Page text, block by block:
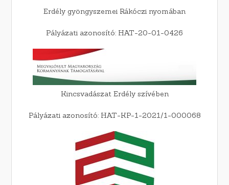
Erdély gyöngyszemei Rákóczi nyomában
Pályázati azonosító: HAT-20-01-0426
Kincsvadászat Erdély szívében
Pályázati azonosító: HAT-KP-1-2021/1-000068